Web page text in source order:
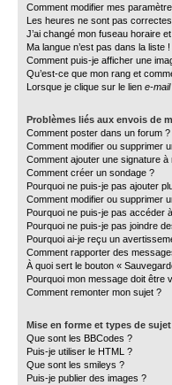
Comment modifier mes
Les heures ne sont pas
J’ai changé mon fuseau horaire
Ma langue n’est pas dans la liste !
Comment puis-je afficher une
Qu’est-ce que mon rang et
Lorsque je clique sur le lien e-mail
Problèmes liés aux envois de
Comment poster dans un forum ?
Comment modifier ou supprimer
Comment ajouter une signature
Comment créer un sondage ?
Pourquoi ne puis-je pas ajouter
Comment modifier ou supprimer
Pourquoi ne puis-je pas accéder
Pourquoi ne puis-je pas joindre
Pourquoi ai-je reçu un
Comment rapporter des
À quoi sert le bouton «
Pourquoi mon message doit être
Comment remonter mon sujet ?
Mise en forme et types de sujet
Que sont les BBCodes ?
Puis-je utiliser le HTML ?
Que sont les smileys ?
Puis-je publier des images ?